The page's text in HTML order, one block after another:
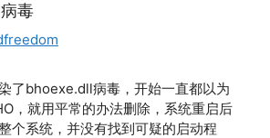
毒
了bhoexe.dll病毒，开始一直都以为
，就用平常的办法删除，系统重启后
个系统，并没有找到可疑的启动程